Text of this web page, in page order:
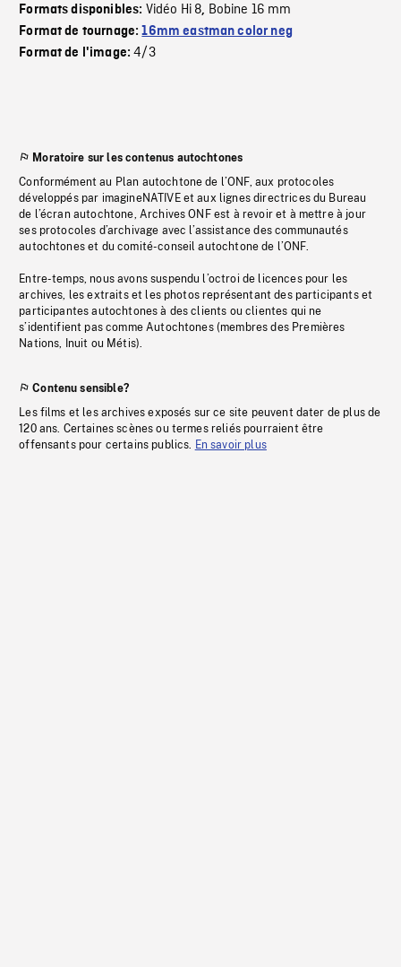
Formats disponibles: Vidéo Hi 8, Bobine 16 mm
Format de tournage:16mm eastman color neg
Format de l'image:4/3
Moratoire sur les contenus autochtones
Conformément au Plan autochtone de l’ONF, aux protocoles
développés par imagineNATIVE et aux lignes directrices du Bureau
de l’écran autochtone, Archives ONF est à revoir et à mettre à jour
ses protocoles d’archivage avec l’assistance des communautés
autochtones et du comité-conseil autochtone de l’ONF.
Entre-temps, nous avons suspendu l’octroi de licences pour les
archives, les extraits et les photos représentant des participants et
participantes autochtones à des clients ou clientes qui ne
s’identifient pas comme Autochtones (membres des Premières
Nations, Inuit ou Métis).
Contenu sensible?
Les films et les archives exposés sur ce site peuvent dater de plus de
120 ans. Certaines scènes ou termes reliés pourraient être
offensants pour certains publics. En savoir plus